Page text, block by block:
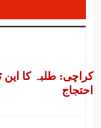
کراچی: طلبہ کا
احتجاج